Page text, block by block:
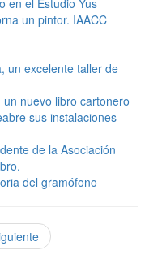
un pintor. IAACC
un excelente taller de
nuevo libro cartonero
sus instalaciones
de la Asociación
del gramófono